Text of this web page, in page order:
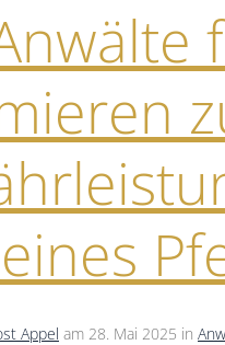
Appel am 28. Mai 2025 in